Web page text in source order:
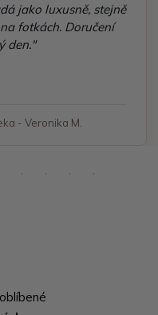
jako luxusně, stejně
fotkách. Doručení
den."
- Veronika M.